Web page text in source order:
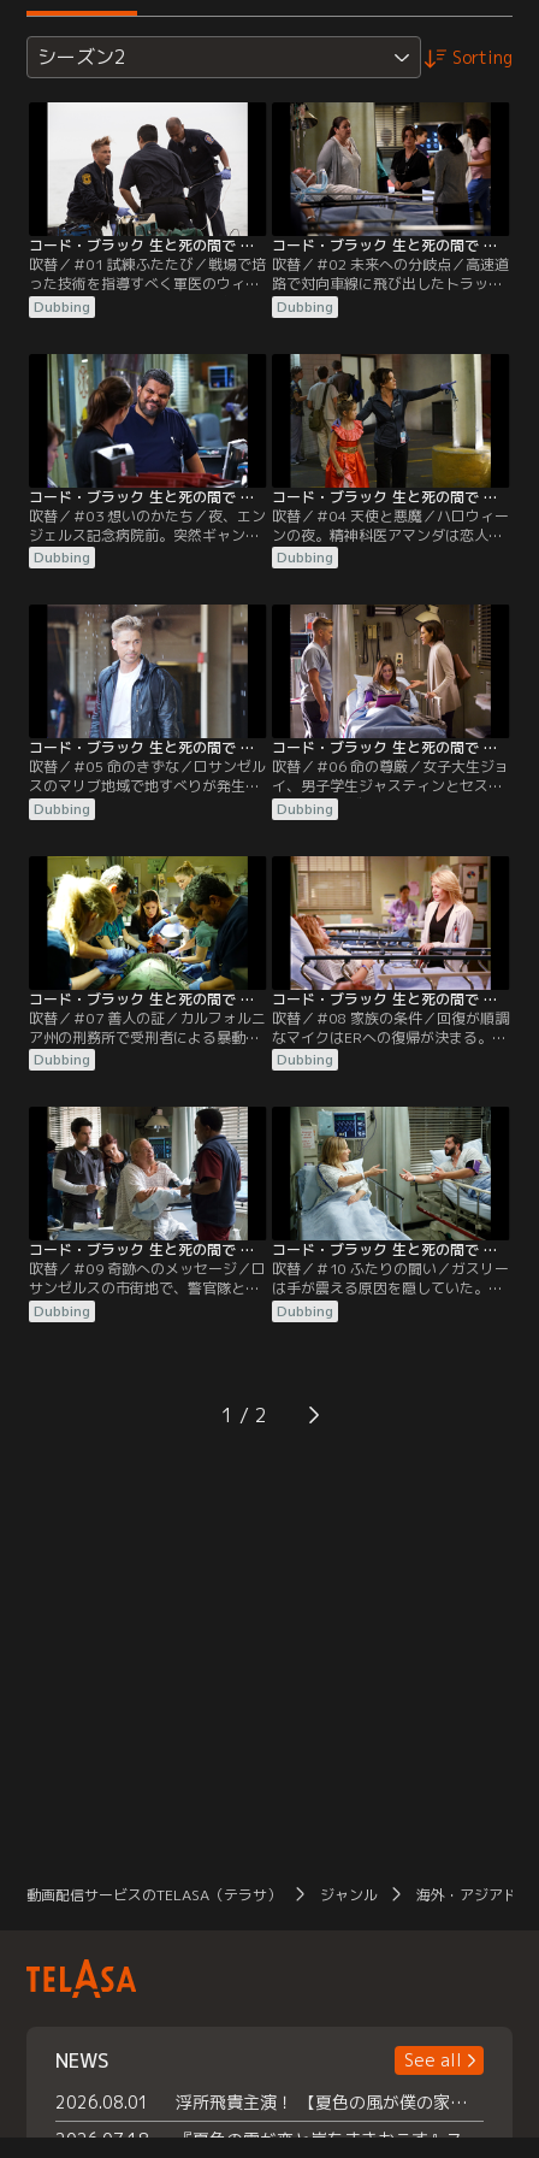
シーズン2 Sorting
コード・ブラック 生と死の間で シーズン2 第01話／吹替
吹替／＃01 試練ふたたび／戦場で培
った技術を指導すべく軍医のウィリ
ス大佐がエンジェルス記念病院へ。
着任早々、ヘリからマイクが転落し
医たちの初出勤日だった。
Dubbing
コード・ブラック 生と死の間で シーズン2 第02話／吹替
吹替／＃02 未来への分岐点／高速道
路で対向車線に飛び出したトラック
と高校のサッカーチームが乗るバス
が衝突。エンジェルスに搬送され
怪我を負い、様子を見るが…。
Dubbing
コード・ブラック 生と死の間で シーズン2 第03話／吹替
吹替／＃03 想いのかたち／夜、エン
ジェルス記念病院前。突然ギャング
の車が現れて若い女性を捨て去る。
彼女は自身も知らない妊娠をしてい
ーが老朽のため爆発する。
Dubbing
コード・ブラック 生と死の間で シーズン2 第04話／吹替
吹替／＃04 天使と悪魔／ハロウィー
ンの夜。精神科医アマンダは恋人の
息子イアンとお化け屋敷へ。そこで
火災が発生。イアンが映写室に閉じ
で発砲事件が起こる。
Dubbing
コード・ブラック 生と死の間で シーズン2 第05話／吹替
吹替／＃05 命のきずな／ロサンゼル
スのマリブ地域で地すべりが発生。
救助活動の二次災害でレスキュー隊
員リックとリズがエンジェルスへ。
を殺したと言い始める。
Dubbing
コード・ブラック 生と死の間で シーズン2 第06話／吹替
吹替／＃06 命の尊厳／女子大生ジョ
イ、男子学生ジャスティンとセスが
ERへ。恋人ヴァネッサによると、ジ
ョイはセスに性的暴行を受け、ジャ
真実は違っていた。
Dubbing
コード・ブラック 生と死の間で シーズン2 第07話／吹替
吹替／＃07 善人の証／カルフォルニ
ア州の刑務所で受刑者による暴動事
件が発生。エンジェルス記念病院に
も、暴動の主犯格らがやって来る。
の爆発事故を起こす。
Dubbing
コード・ブラック 生と死の間で シーズン2 第08話／吹替
吹替／＃08 家族の条件／回復が順調
なマイクはERへの復帰が決まる。そ
んな中、14名が民家から搬送され
る。ガスなどの中毒と思われるが特
看護師が意識を失う。
Dubbing
コード・ブラック 生と死の間で シーズン2 第09話／吹替
吹替／＃09 奇跡へのメッセージ／ロ
サンゼルスの市街地で、警官隊と容
疑者たちによる銃撃戦が発生。救急
車に同乗する当番だったノアは、ウ
Dubbing
コード・ブラック 生と死の間で シーズン2 第10話／吹替
吹替／＃10 ふたりの闘い／ガスリー
は手が震える原因を隠していた。聴
覚障害者の女性社長と手話通訳者の
車が川に転落してERへ。同じ頃、意
Dubbing
1
動画配信サービスのTELASA（テラサ） ジャンル 海外・アジアドラ
NEWS
See all
2026.08.01
浮所飛貴主演！ 【夏色の風が僕の家にやってきた】 本日よりテラサで独占配信スタート！
2026.07.18
『夏色の雲が恋と嵐をまきおこす』スペシャルメイキング 【Part1】2026年７月18日（土）23時30分～配信スタート！話題のシーンの裏側を大公開！豪華キャスト大集合！ 『武宮家 真夏の家族会議』開催！